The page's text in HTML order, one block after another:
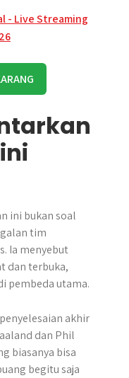
ini bukan soal
tim
Ia menyebut
dan terbuka,
pembeda utama.
akhir
dan Phil
biasanya bisa
begitu saja